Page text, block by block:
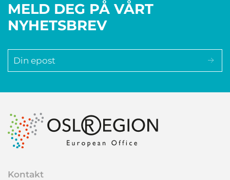
MELD DEG PÅ VÅRT
NYHETSBREV
Kontakt